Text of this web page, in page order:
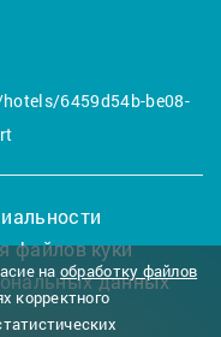
6459d54b-be08-
файлов куки
данных
на обработку файлов
корректного